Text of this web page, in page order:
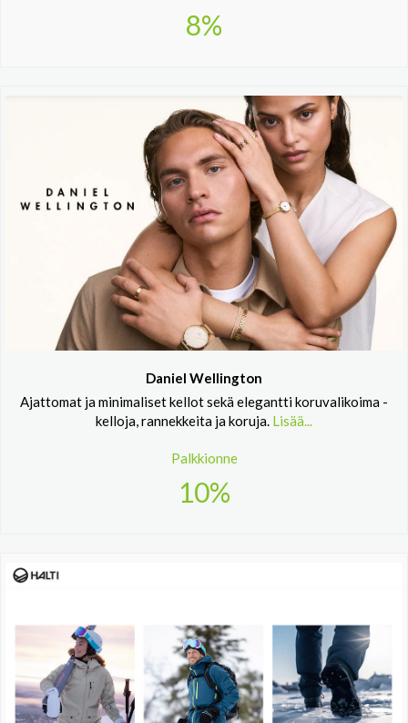
8%
Daniel Wellington
Ajattomat ja minimaliset kellot sekä elegantti koruvalikoima -
kelloja, rannekkeita ja koruja. Lisää...
Palkkionne
10%